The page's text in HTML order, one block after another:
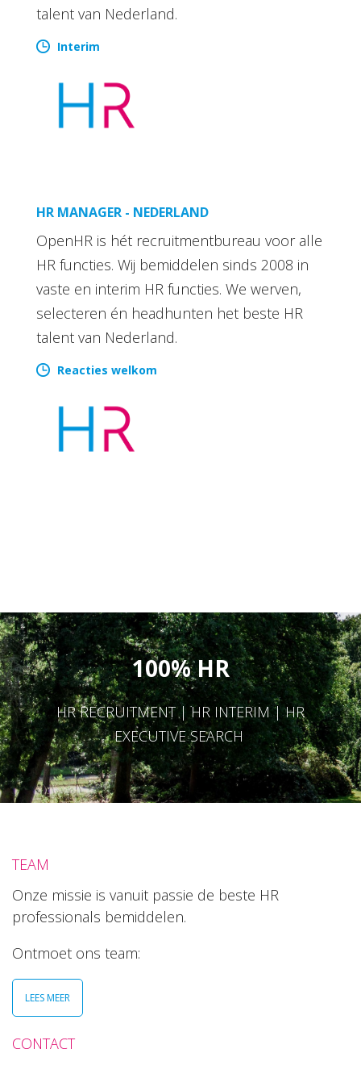
talent van Nederland.
Interim
HR MANAGER - NEDERLAND
OpenHR is hét recruitmentbureau voor alle
HR functies. Wij bemiddelen sinds 2008 in
vaste en interim HR functies. We werven,
selecteren én headhunten het beste HR
talent van Nederland.
Reacties welkom
100% HR
HR RECRUITMENT | HR INTERIM | HR
EXECUTIVE SEARCH
TEAM
Onze missie is vanuit passie de beste HR
professionals bemiddelen.
Ontmoet ons team:
LEES MEER
CONTACT